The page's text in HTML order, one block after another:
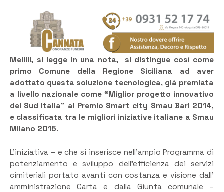
Melilli, si legge in una nota, si distingue così come
primo Comune della Regione Siciliana
ad aver
adottato questa soluzione tecnologica, già premiata
a livello nazionale come “Miglior progetto innovativo
del Sud Italia” al Premio Smart city Smau Bari 2014,
e classificata tra le migliori iniziative italiane a Smau
Milano 2015.
L’iniziativa – e che si inserisce nell’ampio Programma di
potenziamento e sviluppo dell’efficienza dei servizi
cimiteriali portato avanti con costanza e visione dall’
amministrazione Carta e dalla Giunta comunale –